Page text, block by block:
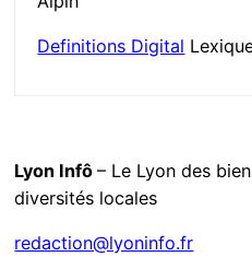
Definitions Digital
Lyon Infô– Le Lyon des
diversités locales
redaction@lyoninfo.fr